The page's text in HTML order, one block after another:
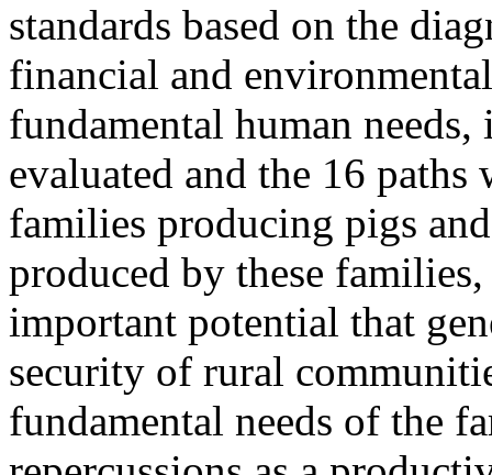
standards based on the
financial and
fundamental human
evaluated and the 16
families producing pigs
produced by these
important potential that
security of rural
fundamental needs of the